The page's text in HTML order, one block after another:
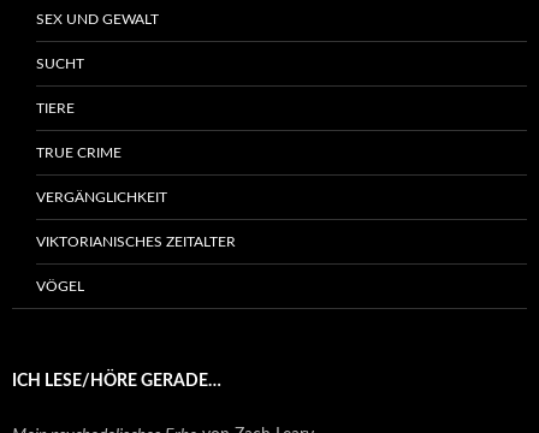
SEX UND GEWALT
SUCHT
TIERE
TRUE CRIME
VERGÄNGLICHKEIT
VIKTORIANISCHES ZEITALTER
VÖGEL
ICH LESE/HÖRE GERADE…